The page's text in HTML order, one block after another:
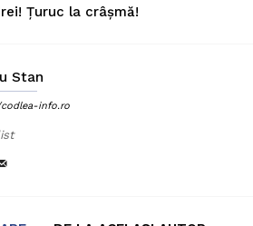
Țuruc la crâșmă!
Stan
info.ro